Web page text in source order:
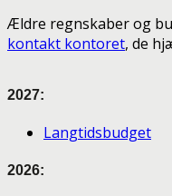
Ældre regnskaber og
kontakt kontoret, de
2027:
Langtidsbudget
2026: